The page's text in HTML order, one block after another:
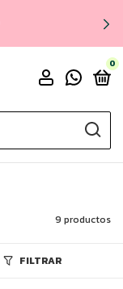
0
9 productos
FILTRAR